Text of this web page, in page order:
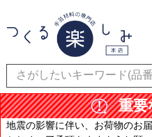
重要
地震の影響に伴い、お荷物のお